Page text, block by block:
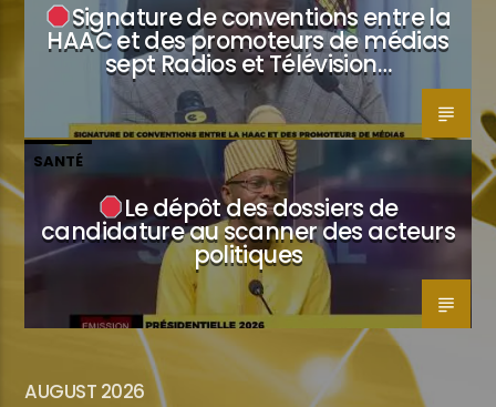
Signature de conventions entre la
HAAC et des promoteurs de médias
sept Radios et Télévision…
SANTÉ
Le dépôt des dossiers de
candidature au scanner des acteurs
politiques
AUGUST 2026